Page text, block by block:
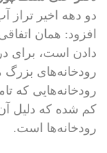
دو دهه اخیر
افزود: همان
دادن است، برای
رودخانه‌های بزرگ
رودخانه‌هایی که
کم شده که دلیل
رودخانه‌ها است.